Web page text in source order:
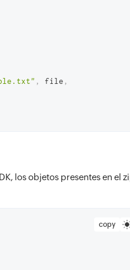
, file ,
los objetos presentes en el
copy